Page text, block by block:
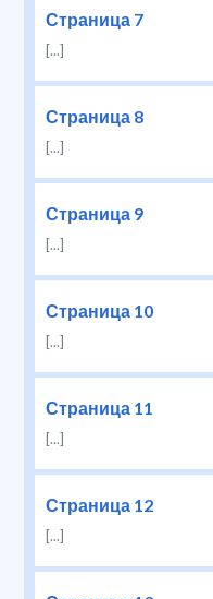
Страница 7
[...]
Страница 8
[...]
Страница 9
[...]
Страница 10
[...]
Страница 11
[...]
Страница 12
[...]